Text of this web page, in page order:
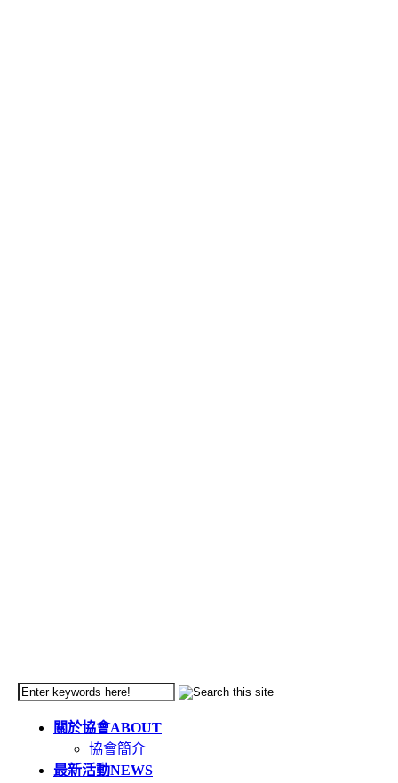
關於協會ABOUT
協會簡介
最新活動NEWS